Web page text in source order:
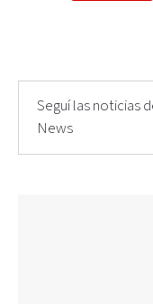
Seguí las noticias
News